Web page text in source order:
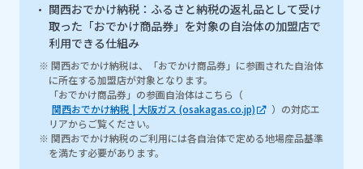
関西おでかけ納税：ふるさと納税の返礼品として受け
取った「おでかけ商品券」を対象の自治体の加盟店で
利用できる仕組み
※ 関西おでかけ納税は、「おでかけ商品券」に参画された自治体
に所在する加盟店が対象となります。
「おでかけ商品券」の参画自治体はこちら（
関西おでかけ納税 | 大阪ガス (osakagas.co.jp)
）の対応エ
リアからご覧ください。
※ 関西おでかけ納税のご利用には各自治体で定める地場産品基準
を満たす必要があります。